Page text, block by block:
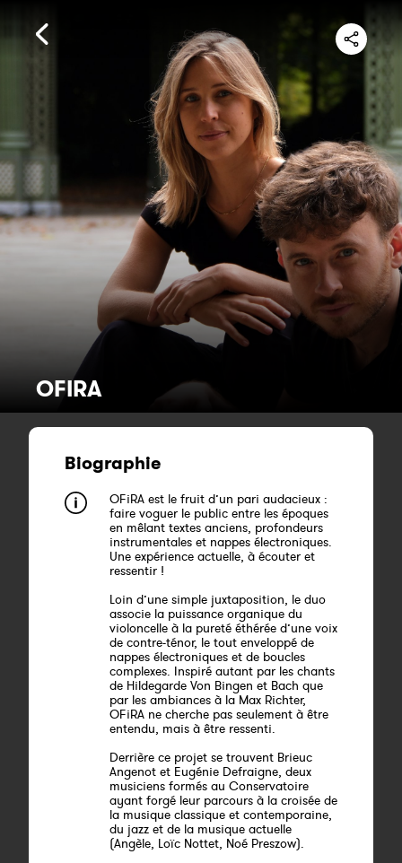
OFIRA
Biographie
OFiRA est le fruit d’un pari audacieux :
faire voguer le public entre les époques
en mêlant textes anciens, profondeurs
instrumentales et nappes électroniques.
Une expérience actuelle, à écouter et
ressentir !
Loin d’une simple juxtaposition, le duo
associe la puissance organique du
violoncelle à la pureté éthérée d’une voix
de contre-ténor, le tout enveloppé de
nappes électroniques et de boucles
complexes. Inspiré autant par les chants
de Hildegarde Von Bingen et Bach que
par les ambiances à la Max Richter,
OFiRA ne cherche pas seulement à être
entendu, mais à être ressenti.
Derrière ce projet se trouvent Brieuc
Angenot et Eugénie Defraigne, deux
musiciens formés au Conservatoire
ayant forgé leur parcours à la croisée de
la musique classique et contemporaine,
du jazz et de la musique actuelle
(Angèle, Loïc Nottet, Noé Preszow).